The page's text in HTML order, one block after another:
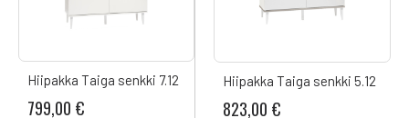
Hiipakka Taiga senkki 7.12
799,00 €
Hiipakka Taiga senkki 5.12
823,00 €